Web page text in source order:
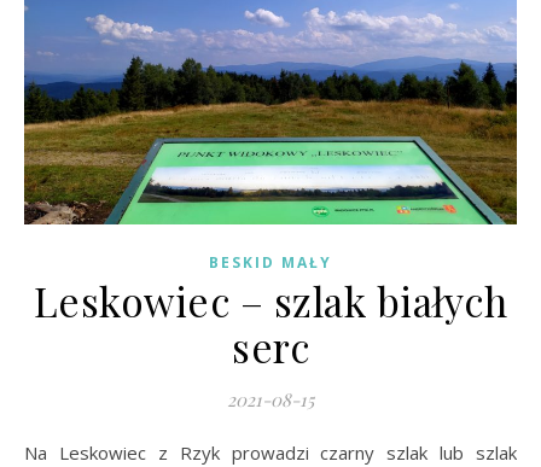
BESKID MAŁY
Leskowiec – szlak białych
serc
2021-08-15
Na Leskowiec z Rzyk prowadzi czarny szlak lub szlak